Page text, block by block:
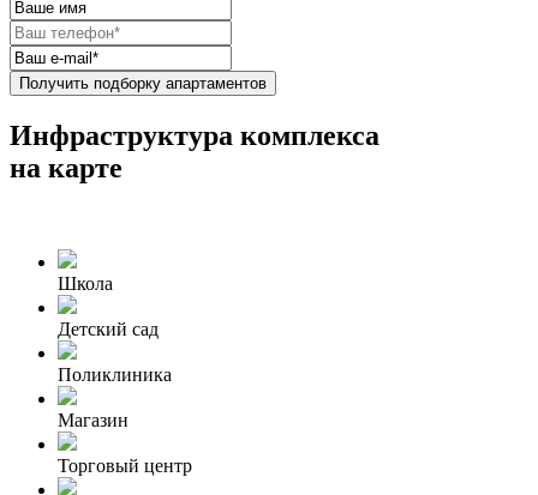
Получить подборку апартаментов
Инфраструктура комплекса
на карте
Школа
Детский сад
Поликлиника
Магазин
Торговый центр